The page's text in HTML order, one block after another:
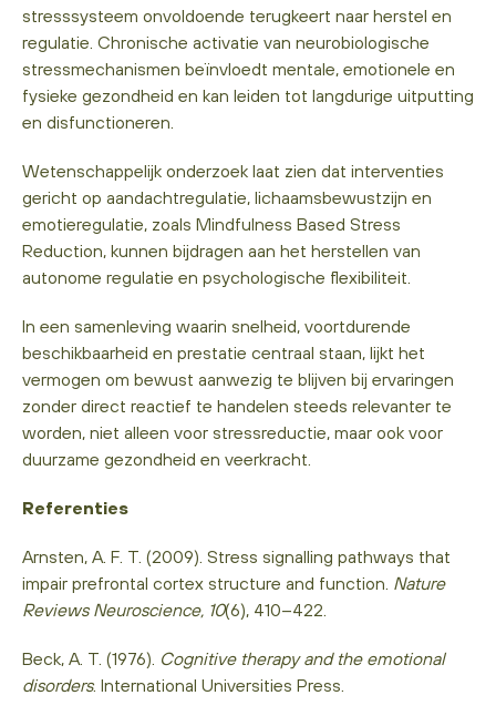
stresssysteem onvoldoende terugkeert naar herstel en
regulatie. Chronische activatie van neurobiologische
stressmechanismen beïnvloedt mentale, emotionele en
fysieke gezondheid en kan leiden tot langdurige uitputting
en disfunctioneren.
Wetenschappelijk onderzoek laat zien dat interventies
gericht op aandachtregulatie, lichaamsbewustzijn en
emotieregulatie, zoals Mindfulness Based Stress
Reduction, kunnen bijdragen aan het herstellen van
autonome regulatie en psychologische flexibiliteit.
In een samenleving waarin snelheid, voortdurende
beschikbaarheid en prestatie centraal staan, lijkt het
vermogen om bewust aanwezig te blijven bij ervaringen
zonder direct reactief te handelen steeds relevanter te
worden, niet alleen voor stressreductie, maar ook voor
duurzame gezondheid en veerkracht.
Referenties
Arnsten, A. F. T. (2009). Stress signalling pathways that
impair prefrontal cortex structure and function. Nature
Reviews Neuroscience, 10(6), 410–422.
Beck, A. T. (1976). Cognitive therapy and the emotional
disorders. International Universities Press.